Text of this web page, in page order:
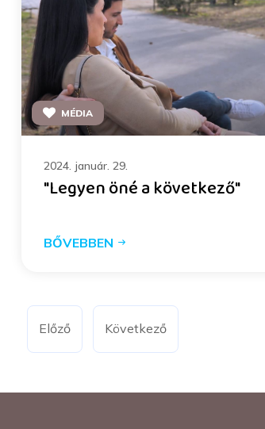
MÉDIA
2024. január. 29.
"Legyen öné a következő"
BŐVEBBEN
Előző Következő